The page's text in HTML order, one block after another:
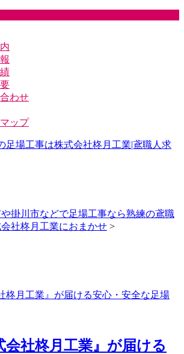
わせ
ップ
掛川市などで足場工事なら熟練の鳶職
社柊月工業におまかせ >
会社柊月工業』が届ける